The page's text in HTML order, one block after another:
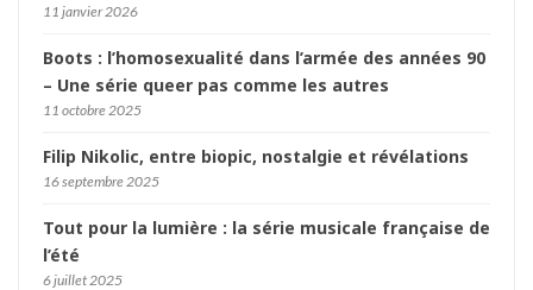
11 janvier 2026
Boots : l’homosexualité dans l’armée des années 90
– Une série queer pas comme les autres
11 octobre 2025
Filip Nikolic, entre biopic, nostalgie et révélations
16 septembre 2025
Tout pour la lumière : la série musicale française de
l’été
6 juillet 2025